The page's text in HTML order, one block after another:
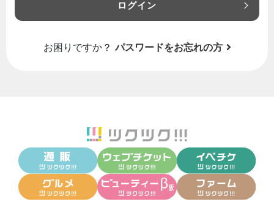
ログイン
お困りですか？ パスワードをお忘れの方